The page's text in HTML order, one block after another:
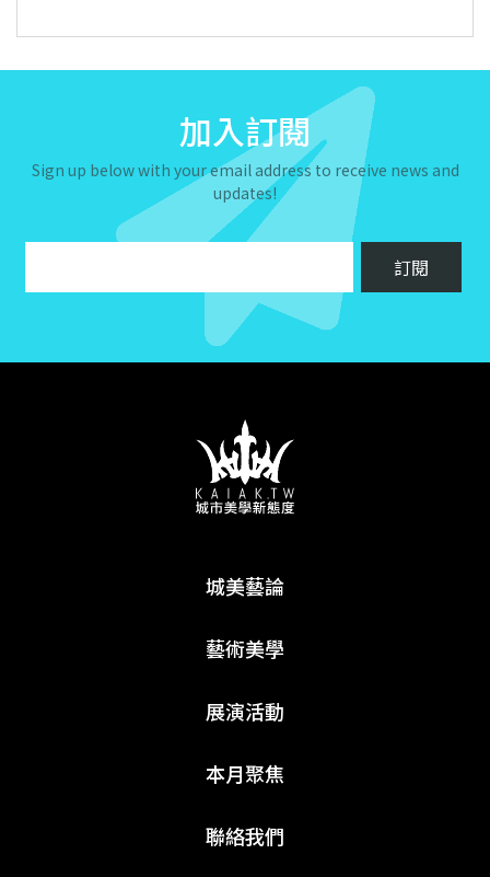
加入訂閱
Sign up below with your email address to receive news and
updates!
城美藝論
藝術美學
展演活動
本月聚焦
聯絡我們